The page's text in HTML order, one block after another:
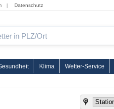
| Datenschutz
Klima Wetter-Service